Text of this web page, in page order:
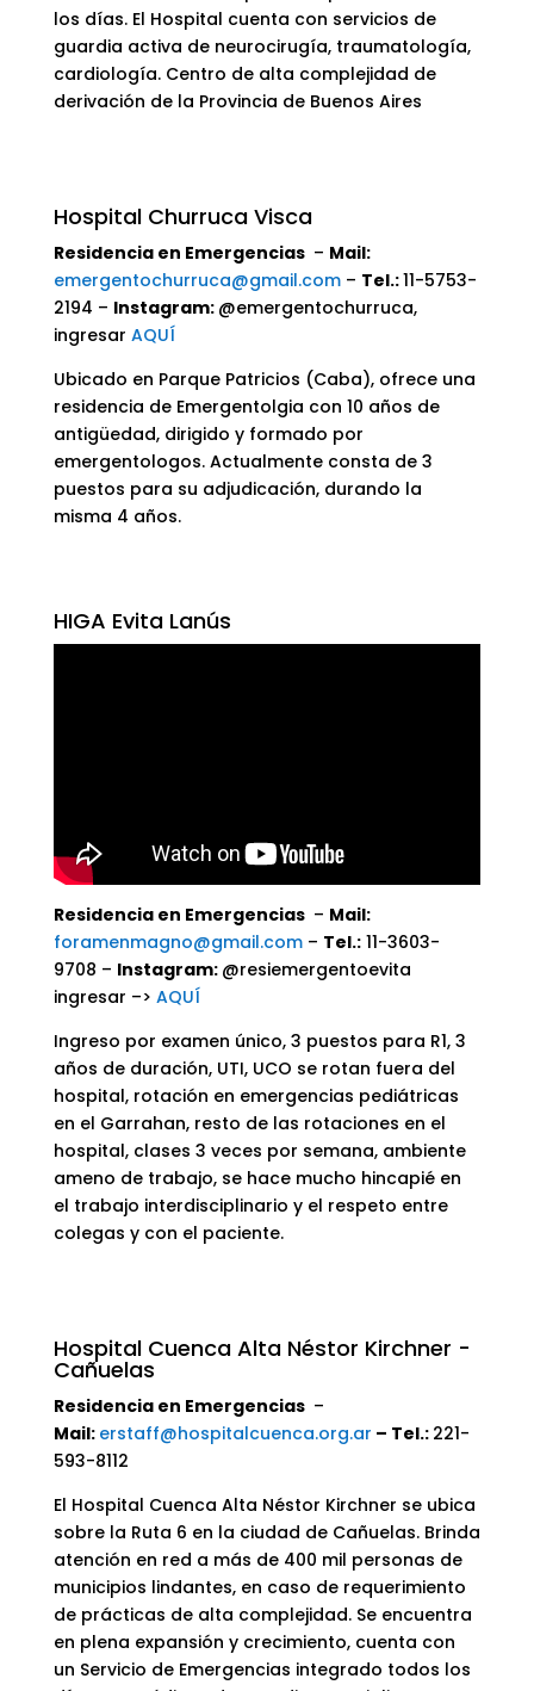
los días. El Hospital cuenta con servicios de
guardia activa de neurocirugía, traumatología,
cardiología. Centro de alta complejidad de
derivación de la Provincia de Buenos Aires
Hospital Churruca Visca
Residencia en Emergencias – Mail:
emergentochurruca@gmail.com– Tel.:11-5753-
2194 – Instagram: @emergentochurruca,
ingresar AQUÍ
Ubicado en Parque Patricios (Caba), ofrece una
residencia de Emergentolgia con 10 años de
antigüedad, dirigido y formado por
emergentologos. Actualmente consta de 3
puestos para su adjudicación, durando la
misma 4 años.
HIGA Evita Lanús
Residencia en Emergencias – Mail:
foramenmagno@gmail.com– Tel.:11-3603-
9708 – Instagram: @resiemergentoevita
ingresar –> AQUÍ
Ingreso por examen único, 3 puestos para R1, 3
años de duración, UTI, UCO se rotan fuera del
hospital, rotación en emergencias pediátricas
en el Garrahan, resto de las rotaciones en el
hospital, clases 3 veces por semana, ambiente
ameno de trabajo, se hace mucho hincapié en
el trabajo interdisciplinario y el respeto entre
colegas y con el paciente.
Hospital Cuenca Alta Néstor Kirchner -
Cañuelas
Residencia en Emergencias –
Mail: erstaff@hospitalcuenca.org.ar – Tel.: 221-
593-8112
El Hospital Cuenca Alta Néstor Kirchner se ubica
sobre la Ruta 6 en la ciudad de Cañuelas. Brinda
atención en red a más de 400 mil personas de
municipios lindantes, en caso de requerimiento
de prácticas de alta complejidad. Se encuentra
en plena expansión y crecimiento, cuenta con
un Servicio de Emergencias integrado todos los